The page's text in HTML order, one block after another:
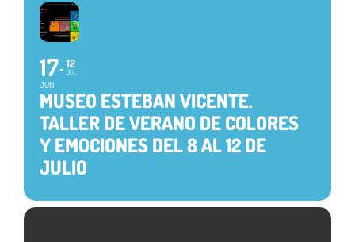
17
JUN
12
JUL
MUSEO ESTEBAN VICENTE.
TALLER DE VERANO DE COLORES
Y EMOCIONES DEL 8 AL 12 DE
JULIO